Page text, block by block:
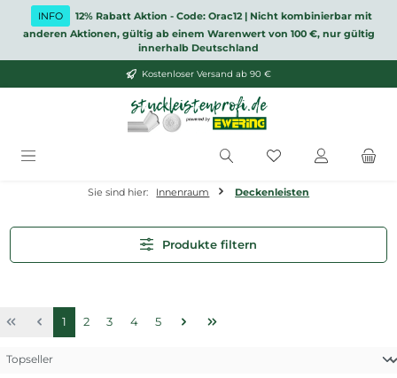
Zum Hauptinhalt springen
INFO
12% Rabatt Aktion - Code: Orac12 | Nicht kombinierbar mit
anderen Aktionen, gültig ab einem Warenwert von 100 €, nur gültig
innerhalb Deutschland
Kostenloser Versand ab 90 €
Du hast 0
Sie sind hier: Innenraum Deckenleisten
Produkte filtern
Seite
1 Seite
2 Seite
3 Seite
4 Seite
5